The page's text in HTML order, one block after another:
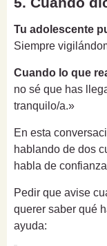
Tu adolescente
Siempre
Cuando lo que
no sé que has
tranquilo/a.»
En esta
hablando de dos
habla de
Pedir que avise
querer saber qué
ayuda: